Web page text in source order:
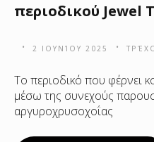
περιοδικού Jewel
2 ΙΟΥΝΊΟΥ 2025
Το περιοδικό που φέρνει
μέσω της συνεχούς
αργυροχρυσοχοΐας